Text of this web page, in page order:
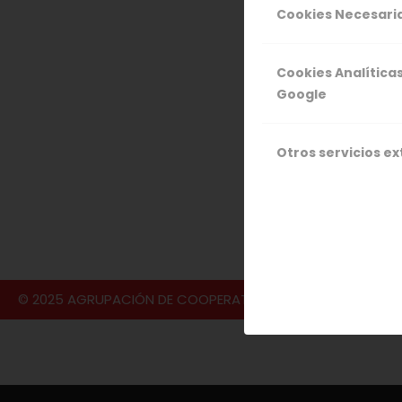
Cookies
Cookies
Google
Otros servicios
hacerlo.
© 2025 AGRUPACIÓN DE COOPERATIVAS VALLE DEL JERTE